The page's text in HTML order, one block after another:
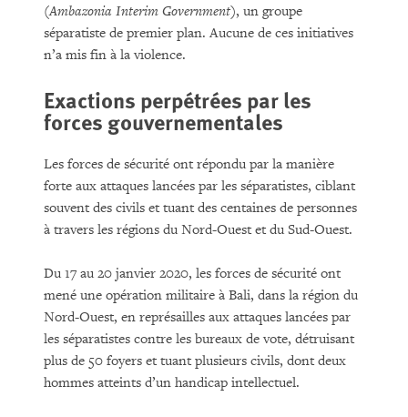
(Ambazonia Interim Government), un groupe
séparatiste de premier plan. Aucune de ces initiatives
n’a mis fin à la violence.
Exactions perpétrées par les
forces gouvernementales
Les forces de sécurité ont répondu par la manière
forte aux attaques lancées par les séparatistes, ciblant
souvent des civils et tuant des centaines de personnes
à travers les régions du Nord-Ouest et du Sud-Ouest.
Du 17 au 20 janvier 2020, les forces de sécurité ont
mené une opération militaire à Bali, dans la région du
Nord-Ouest, en représailles aux attaques lancées par
les séparatistes contre les bureaux de vote, détruisant
plus de 50 foyers et tuant plusieurs civils, dont deux
hommes atteints d’un handicap intellectuel.